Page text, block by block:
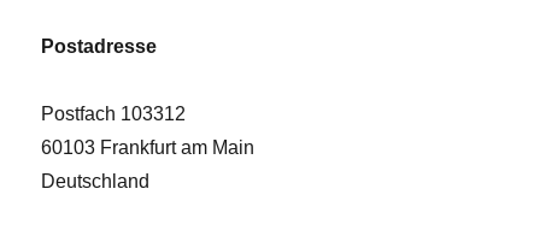
Postadresse
Postfach 103312
60103 Frankfurt am Main
Deutschland